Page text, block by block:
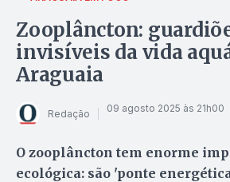
Zooplâncton:
invisíveis da vida
Araguaia
Redação 09 agosto 2025 às 21h00
O zooplâncton tem enorme
ecológica: são 'ponte